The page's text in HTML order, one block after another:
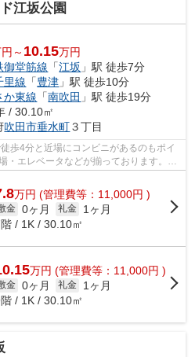
江坂公園
～ 10.15万円
御堂筋線 「江坂 」駅 徒歩7分
里線 「豊津 」駅 徒歩10分
か東線 「南吹田 」駅 徒歩19分
/ 30.10㎡
吹田市垂水町３丁目
歩4分と近場にコンビニがあるのもポイ
・エレベータなどが揃っております。こ
万円 (管理費等：11,000円 )
金 0ヶ月 礼金
1ヶ月
/ 1K / 30.10㎡
万円 (管理費等：11,000円 )
金 0ヶ月 礼金
1ヶ月
/ 1K / 30.10㎡